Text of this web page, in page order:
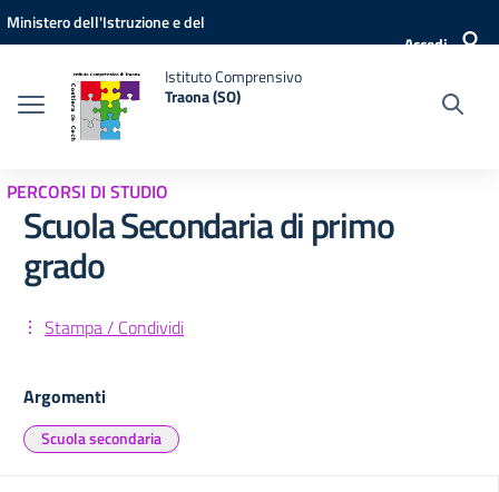
Vai ai contenuti
Vai al menu di navigazione
Vai al footer
Ministero dell'Istruzione e del
Accedi
Istituto Comprensivo
Traona (SO)
PERCORSI DI STUDIO
Scuola Secondaria di primo
grado
Stampa / Condividi
Argomenti
Scuola secondaria